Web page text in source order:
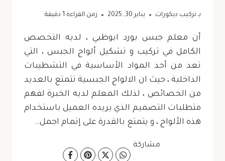
بـ تركيب ديكورات يناير 30, 2025 زمن القراءة دقيقة
أن معلم جبس بورد ابوظبي ، لديه التخصص
الكامل في تركيب و تشكيل ألواح الجبس ، التي
تعد من أحد المواد الأساسية في التشطيبات
الداخلية ، حيث ان الالواح الجبسية تتمتع بالعديد
من الخصائص ، لذلك المعلم لديه الخبرة لفهم
متطلبات التصميم الذي يريده العميل باستخدام
هذه الألواح ، و يتمتع بالقدرة على إتمام اجمل…
مشاركة